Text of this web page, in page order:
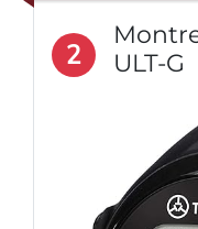
2
ULT-G